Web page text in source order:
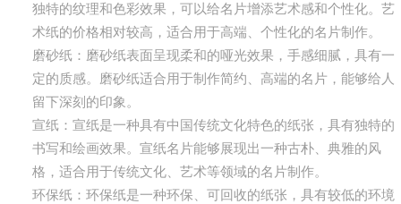
独特的纹理和色彩效果，可以给名片增添艺术感和个性化。艺
术纸的价格相对较高，适合用于高端、个性化的名片制作。
磨砂纸：磨砂纸表面呈现柔和的哑光效果，手感细腻，具有一
定的质感。磨砂纸适合用于制作简约、高端的名片，能够给人
留下深刻的印象。
宣纸：宣纸是一种具有中国传统文化特色的纸张，具有独特的
书写和绘画效果。宣纸名片能够展现出一种古朴、典雅的风
格，适合用于传统文化、艺术等领域的名片制作。
环保纸：环保纸是一种环保、可回收的纸张，具有较低的环境